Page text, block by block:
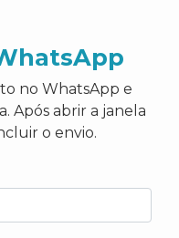
no WhatsApp e
Após abrir a janela
o envio.